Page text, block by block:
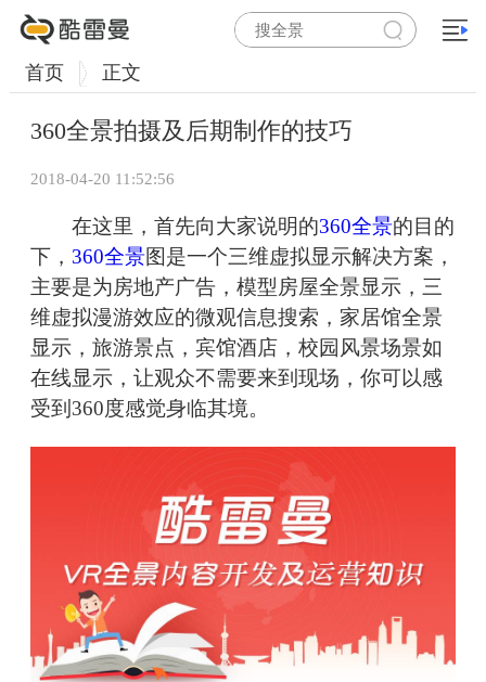
首页 正文
360全景拍摄及后期制作的技巧
2018-04-20 11:52:56
在这里，首先向大家说明的360全景的目的
下， 360全景图是一个三维虚拟显示解决方案，
主要是为房地产广告，模型房屋全景显示，三
维虚拟漫游效应的微观信息搜索，家居馆全景
显示，旅游景点，宾馆酒店，校园风景场景如
在线显示，让观众不需要来到现场，你可以感
受到360度感觉身临其境。